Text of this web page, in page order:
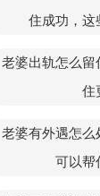
住成功，这
老婆出轨怎么留
住
老婆有外遇怎么
可以帮